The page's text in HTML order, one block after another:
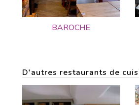
BAROCHE
D'autres restaurants de